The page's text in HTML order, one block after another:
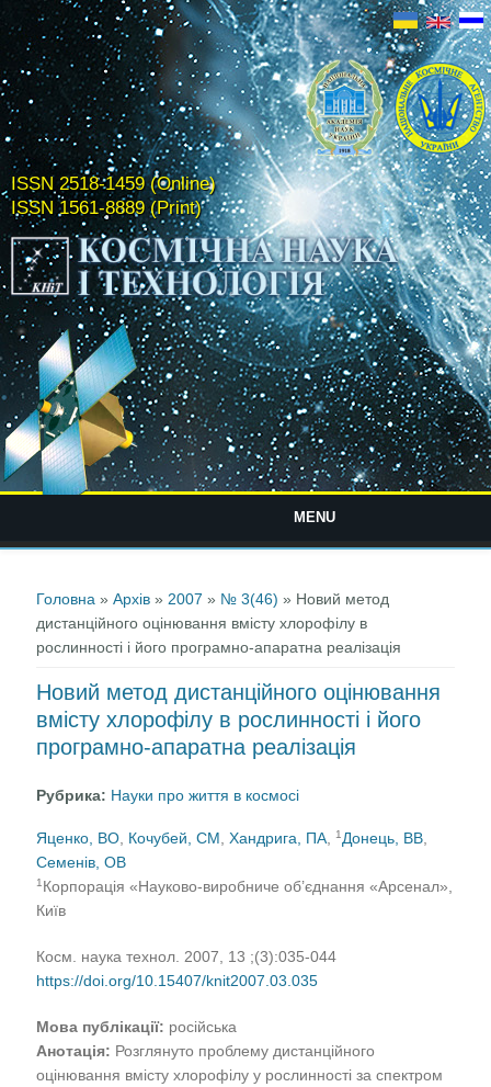
ISSN 2518-1459 (Online)
ISSN 1561-8889 (Print)
MENU
Головна »Архів » 2007 » № 3(46) » Новий метод
дистанційного оцінювання вмісту хлорофілу в
рослинності і його програмно-апаратна реалізація
Новий метод дистанційного оцінювання
вмісту хлорофілу в рослинності і його
програмно-апаратна реалізація
Рубрика: Науки про життя в космосі
Яценко, ВО Кочубей, СМ ,Хандрига, ПА ,1 Донець, ВВ
Семенів, ОВ
1 Корпорація «Науково-виробниче об’єднання «Арсенал»,
Київ
Косм. наука технол. 2007, 13 ;(3):035-044
https://doi.org/10.15407/knit2007.03.035
Мова публікації: російська
Анотація: Розглянуто проблему дистанційного
оцінювання вмісту хлорофілу у рослинності за спектром